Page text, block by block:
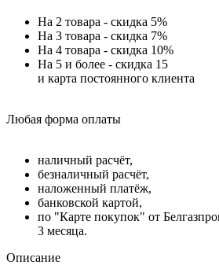
На 2 товара - скидка 5%
На 3 товара - скидка 7%
На 4 товара - скидка 10%
На 5 и более - скидка 15
и карта постоянного клиента
Любая форма оплаты
наличный расчёт,
безналичный расчёт,
наложенный платёж,
банковской картой,
по "Карте покупок" от
3 месяца.
Описание